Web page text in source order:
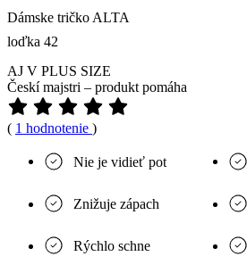
Dámske tričko ALTA
loďka 42
AJ V PLUS SIZE
Českí majstri – produkt pomáha
( 1 hodnotenie )
Nie je vidieť pot
Znižuje zápach
Rýchlo schne